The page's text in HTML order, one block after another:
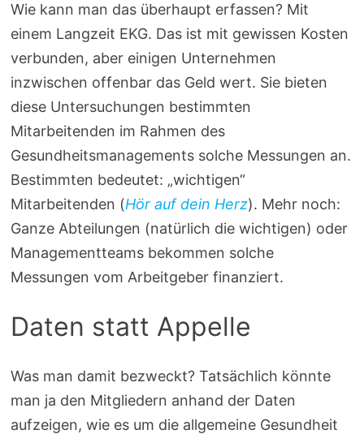
Wie kann man das überhaupt erfassen? Mit
einem Langzeit EKG. Das ist mit gewissen Kosten
verbunden, aber einigen Unternehmen
inzwischen offenbar das Geld wert. Sie bieten
diese Untersuchungen bestimmten
Mitarbeitenden im Rahmen des
Gesundheitsmanagements solche Messungen an.
Bestimmten bedeutet: „wichtigen“
Mitarbeitenden (Hör auf dein Herz). Mehr noch:
Ganze Abteilungen (natürlich die wichtigen) oder
Managementteams bekommen solche
Messungen vom Arbeitgeber finanziert.
Daten statt Appelle
Was man damit bezweckt? Tatsächlich könnte
man ja den Mitgliedern anhand der Daten
aufzeigen, wie es um die allgemeine Gesundheit